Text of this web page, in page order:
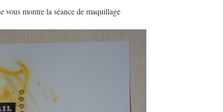
vous montre la séance de maquillage